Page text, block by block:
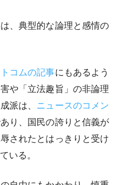
、典型的な論理と感情の
コムの記事にもあるよう
や「立法趣旨」の非論理
派は、 ニュースのコメン
り、国民の誇りと信義が
されたとはっきりと受け
いる。